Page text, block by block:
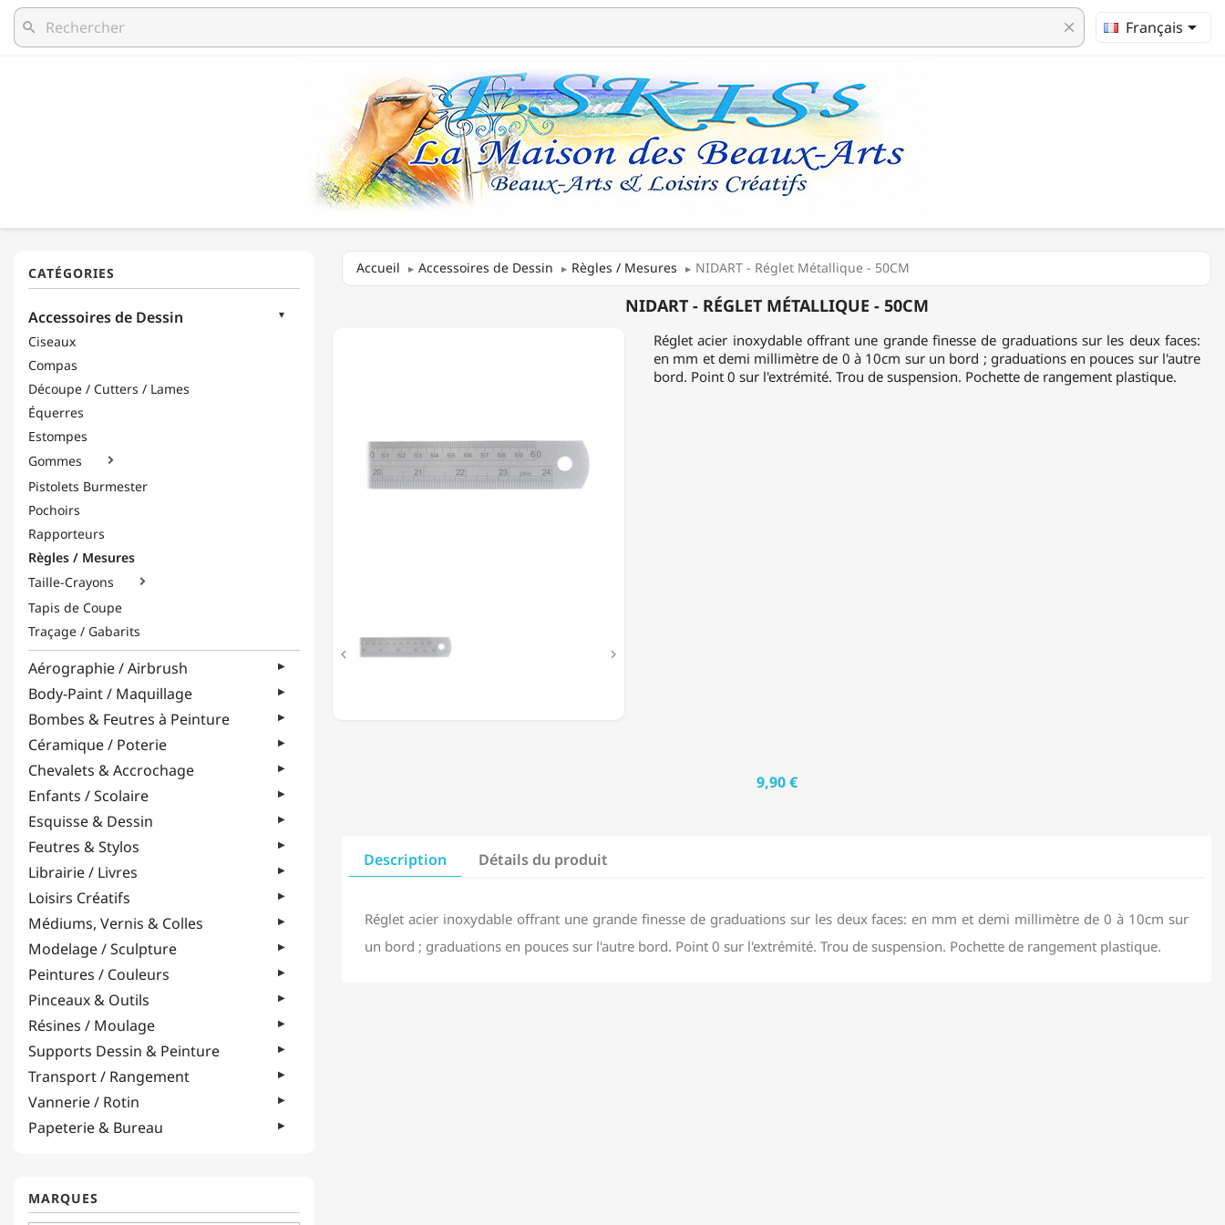
search clear Français
Accessoires de Dessin
Ciseaux
Compas
Découpe / Cutters / Lames
Équerres
Estompes
Gommes

Pistolets Burmester
Pochoirs
Rapporteurs
Règles / Mesures
Taille-Crayons

Tapis de Coupe
Traçage / Gabarits
Aérographie / Airbrush
Body-Paint / Maquillage
Bombes & Feutres à Peinture
Céramique / Poterie
Chevalets & Accrochage
Enfants / Scolaire
Esquisse & Dessin
Feutres & Stylos
Librairie / Livres
Loisirs Créatifs
Médiums, Vernis & Colles
Modelage / Sculpture
Peintures / Couleurs
Pinceaux & Outils
Résines / Moulage
Supports Dessin & Peinture
Transport / Rangement
Vannerie / Rotin
Papeterie & Bureau
MARQUES
Accueil Accessoires de Dessin Règles / Mesures NIDART - Réglet Métallique - 50CM
NIDART - RÉGLET MÉTALLIQUE - 50CM
 
Réglet acier inoxydable offrant une grande finesse de graduations sur les deux faces:
en mm et demi millimètre de 0 à 10cm sur un bord ; graduations en pouces sur l'autre
bord. Point 0 sur l'extrémité. Trou de suspension. Pochette de rangement plastique.
9,90 €
Description Détails du produit
Réglet acier inoxydable offrant une grande finesse de graduations sur les deux faces: en mm et demi millimètre de 0 à 10cm sur
un bord ; graduations en pouces sur l'autre bord. Point 0 sur l'extrémité. Trou de suspension. Pochette de rangement plastique.